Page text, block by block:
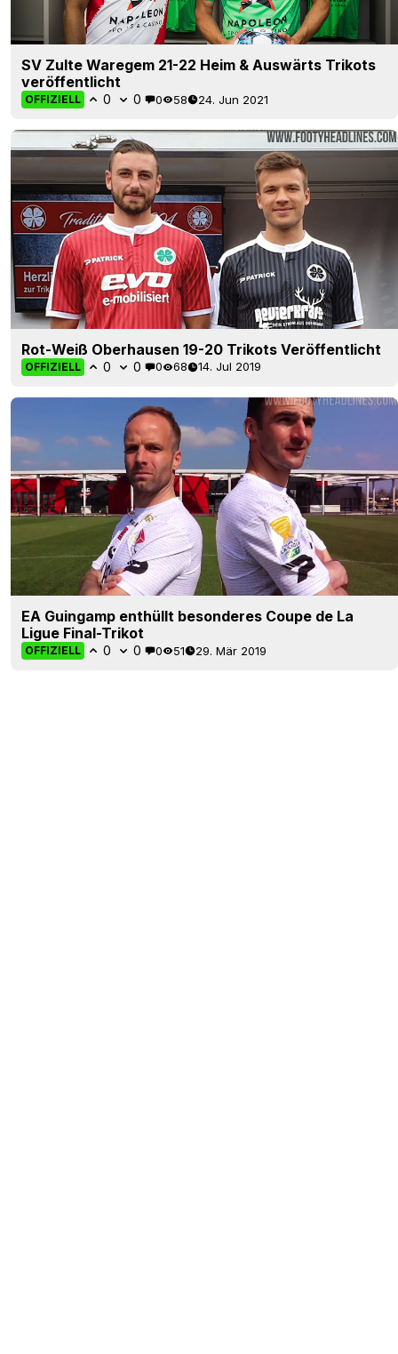
SV Zulte Waregem 21-22 Heim & Auswärts Trikots
veröffentlicht
OFFIZIELL 0 0 0 58 24. Jun 2021
Rot-Weiß Oberhausen 19-20 Trikots Veröffentlicht
OFFIZIELL 0 0 0 68 14. Jul 2019
EA Guingamp enthüllt besonderes Coupe de La
Ligue Final-Trikot
OFFIZIELL 0 0 0 51 29. Mär 2019